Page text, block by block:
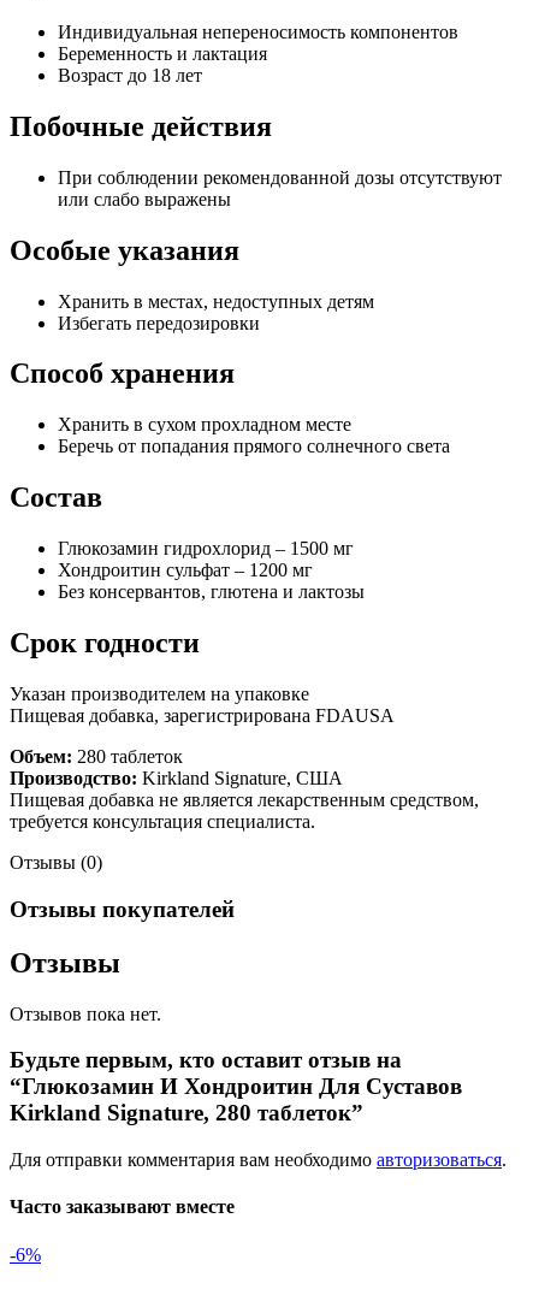
Индивидуальная непереносимость компонентов
Беременность и лактация
Возраст до 18 лет
Побочные действия
При соблюдении рекомендованной дозы отсутствуют
или слабо выражены
Особые указания
Хранить в местах, недоступных детям
Избегать передозировки
Способ хранения
Хранить в сухом прохладном месте
Беречь от попадания прямого солнечного света
Состав
Глюкозамин гидрохлорид – 1500 мг
Хондроитин сульфат – 1200 мг
Без консервантов, глютена и лактозы
Срок годности
Указан производителем на упаковке
Пищевая добавка, зарегистрирована FDAUSA
Объем: 280 таблеток
Производство: Kirkland Signature, США
Пищевая добавка не является лекарственным средством,
требуется консультация специалиста.
Отзывы (0)
Отзывы покупателей
Отзывы
Отзывов пока нет.
Будьте первым, кто оставит отзыв на
“Глюкозамин И Хондроитин Для Суставов
Kirkland Signature, 280 таблеток”
Для отправки комментария вам необходимо авторизоваться.
Часто заказывают вместе
-6%